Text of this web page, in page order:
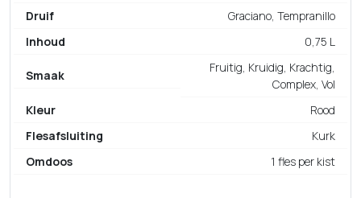
Druif
Graciano, Tempranillo
Inhoud
0,75 L
Smaak
Fruitig, Kruidig, Krachtig,
Complex, Vol
Kleur
Rood
Flesafsluiting
Kurk
Omdoos
1 fles per kist